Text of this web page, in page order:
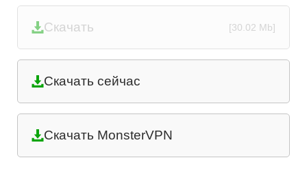
Скачать [30.02 Mb]
Скачать сейчас
Скачать MonsterVPN